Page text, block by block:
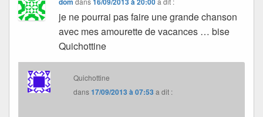
je ne pourrai pas faire une grande chanson
avec mes amourette de vacances … bise
Quichottine
Quichottine
dans17/09/2013 à 07:53 a dit :